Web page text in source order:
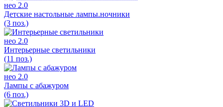
нео 2.0
Детские настольные лампы.ночники
(3 поз.)
нео 2.0
Интерьерные светильники
(11 поз.)
нео 2.0
Лампы с абажуром
(6 поз.)